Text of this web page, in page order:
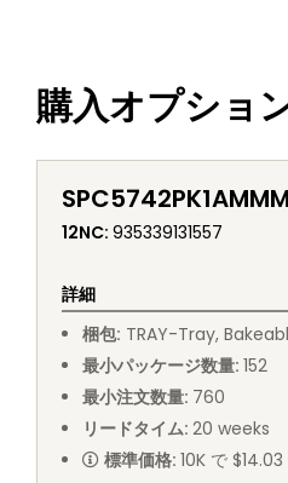
購入オプショ
12NC: 935339131557
詳細
梱包: TRAY-Tray,
最小パッケージ数量: 152
最小注文数量: 760
リードタイム: 20 weeks
標準価格: 10K で $14.03